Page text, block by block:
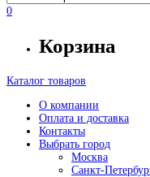
0
Корзина
Каталог товаров
О компании
Оплата и доставка
Контакты
Выбрать город
Москва
Санкт-